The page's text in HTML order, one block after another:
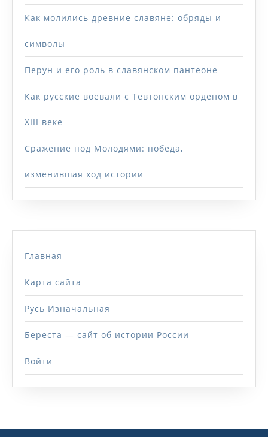
Как молились древние славяне: обряды и
символы
Перун и его роль в славянском пантеоне
Как русские воевали с Тевтонским орденом в
XIII веке
Сражение под Молодями: победа,
изменившая ход истории
Главная
Карта сайта
Русь Изначальная
Береста — сайт об истории России
Войти